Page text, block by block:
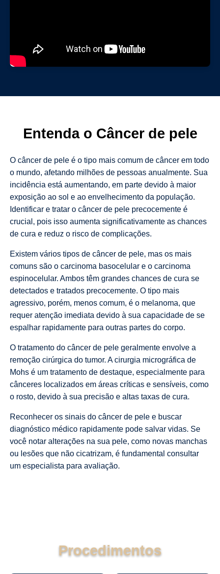
Entenda o Câncer de pele
O câncer de pele é o tipo mais comum de câncer em todo
o mundo, afetando milhões de pessoas anualmente. Sua
incidência está aumentando, em parte devido à maior
exposição ao sol e ao envelhecimento da população.
Identificar e tratar o câncer de pele precocemente é
crucial, pois isso aumenta significativamente as chances
de cura e reduz o risco de complicações.
Existem vários tipos de câncer de pele, mas os mais
comuns são o carcinoma basocelular e o carcinoma
espinocelular. Ambos têm grandes chances de cura se
detectados e tratados precocemente. O tipo mais
agressivo, porém, menos comum, é o melanoma, que
requer atenção imediata devido à sua capacidade de se
espalhar rapidamente para outras partes do corpo.
O tratamento do câncer de pele geralmente envolve a
remoção cirúrgica do tumor. A cirurgia micrográfica de
Mohs é um tratamento de destaque, especialmente para
cânceres localizados em áreas críticas e sensíveis, como
o rosto, devido à sua precisão e altas taxas de cura.
Reconhecer os sinais do câncer de pele e buscar
diagnóstico médico rapidamente pode salvar vidas. Se
você notar alterações na sua pele, como novas manchas
ou lesões que não cicatrizam, é fundamental consultar
um especialista para avaliação.
Procedimentos